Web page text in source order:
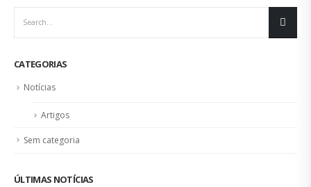
CATEGORIAS
Notícias
Artigos
Sem categoria
ÚLTIMAS NOTÍCIAS